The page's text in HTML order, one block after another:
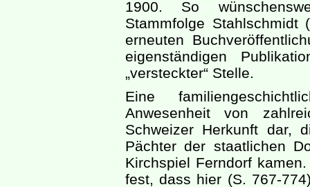
1900. So
Stammfolge
erneuten
eigenständigen
„versteckter“ Stelle.
Eine
Anwesenheit von
Schweizer Herkunft dar,
Pächter der staatlichen
Kirchspiel Ferndorf
fest, dass hier (S. 767-